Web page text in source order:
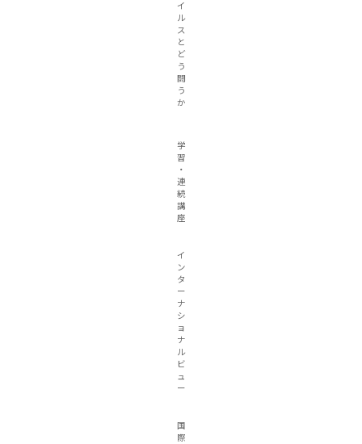
イ
ル
ス
と
ど
う
闘
う
か
学
習
・
連
続
講
座
イ
ン
タ
ー
ナ
シ
ョ
ナ
ル
ビ
ュ
ー
国
際